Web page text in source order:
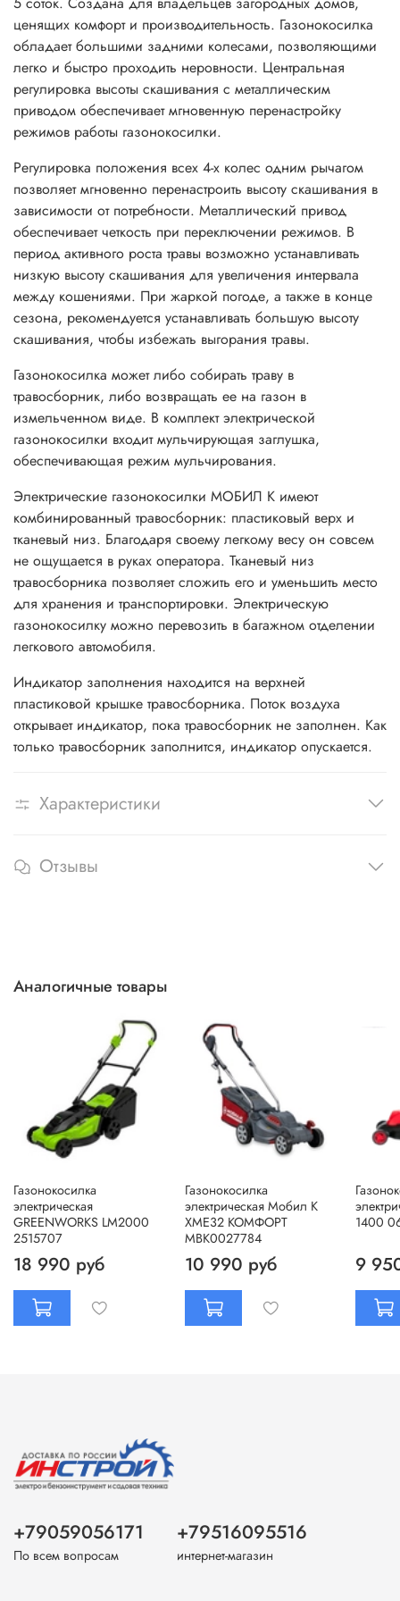
ценящих комфорт и производительность. Газонокосилка
обладает большими задними колесами, позволяющими
легко и быстро проходить неровности. Центральная
регулировка высоты скашивания с металлическим
приводом обеспечивает мгновенную перенастройку
режимов работы газонокосилки.
Регулировка положения всех 4-х колес одним рычагом
позволяет мгновенно перенастроить высоту скашивания в
зависимости от потребности. Металлический привод
обеспечивает четкость при переключении режимов. В
период активного роста травы возможно устанавливать
низкую высоту скашивания для увеличения интервала
между кошениями. При жаркой погоде, а также в конце
сезона, рекомендуется устанавливать большую высоту
скашивания, чтобы избежать выгорания травы.
Газонокосилка может либо собирать траву в
травосборник, либо возвращать ее на газон в
измельченном виде. В комплект электрической
газонокосилки входит мульчирующая заглушка,
обеспечивающая режим мульчирования.
Электрические газонокосилки МОБИЛ К имеют
комбинированный травосборник: пластиковый верх и
тканевый низ. Благодаря своему легкому весу он совсем
не ощущается в руках оператора. Тканевый низ
травосборника позволяет сложить его и уменьшить место
для хранения и транспортировки. Электрическую
газонокосилку можно перевозить в багажном отделении
легкового автомобиля.
Индикатор заполнения находится на верхней
пластиковой крышке травосборника. Поток воздуха
открывает индикатор, пока травосборник не заполнен. Как
только травосборник заполнится, индикатор опускается.
Характеристики
Отзывы
Аналогичные товары
Газонокосилка
электрическая
GREENWORKS LM2000
2515707
18 990 руб
Газонокосилка
электрическая Мобил К
ХМЕ32 КОМФОРТ
МВК0027784
10 990 руб
1400
9
+79059056171
По всем вопросам
+79516095516
интернет-магазин